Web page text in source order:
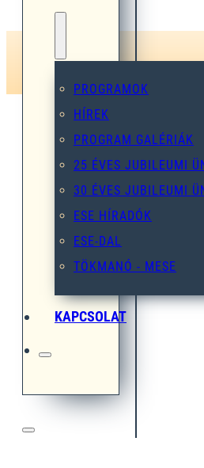
PROGRAMOK
HÍREK
PROGRAM GALÉRIÁK
25 ÉVES JUBILEUMI
30 ÉVES JUBILEUMI
ESE HÍRADÓK
ESE-DAL
TÖKMANÓ - MESE
KAPCSOLAT